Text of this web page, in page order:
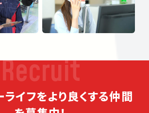
Recruit
イフをより良くする仲間